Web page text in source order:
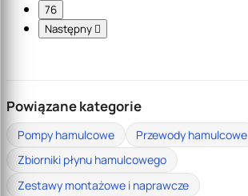
76
Następny 
Powiązane kategorie
Pompy hamulcowe
Przewody hamulcowe
Zbiorniki płynu hamulcowego
Zestawy montażowe i naprawcze